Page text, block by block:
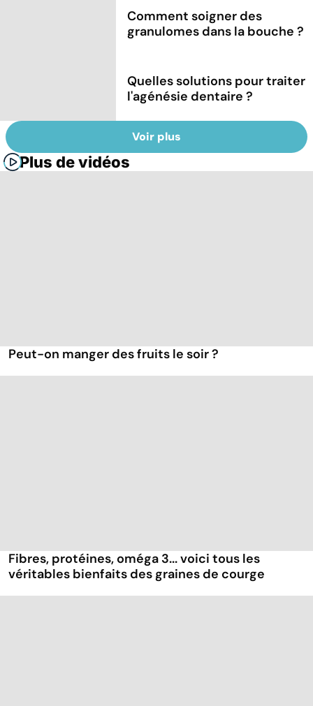
Comment soigner des
granulomes dans la bouche ?
Quelles solutions pour traiter
l'agénésie dentaire ?
Voir plus
Plus de vidéos
Peut-on manger des fruits le soir ?
Fibres, protéines, oméga 3... voici tous les
véritables bienfaits des graines de courge